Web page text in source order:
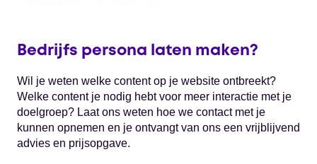
Bedrijfs persona laten maken?
Wil je weten welke content op je website ontbreekt?
Welke content je nodig hebt voor meer interactie met je
doelgroep? Laat ons weten hoe we contact met je
kunnen opnemen en je ontvangt van ons een vrijblijvend
advies en prijsopgave.